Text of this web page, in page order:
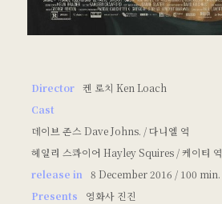
Director
켄 로치 Ken Loach
Cast
데이브 존스 Dave Johns. / 다니엘 역
헤일리 스콰이어 Hayley Squires / 케이티 역
release in
8 December 2016 / 100 min.
영화사 진진
Presents